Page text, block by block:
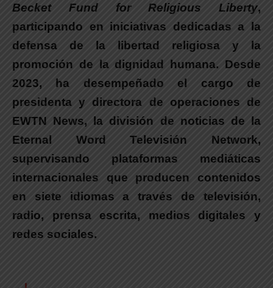
Becket Fund for Religious Liberty,
participando en iniciativas dedicadas a la
defensa de la libertad religiosa y la
promoción de la dignidad humana. Desde
2023, ha desempeñado el cargo de
presidenta y directora de operaciones de
EWTN News, la división de noticias de la
Eternal Word Televisión Network,
supervisando plataformas mediáticas
internacionales que producen contenidos
en siete idiomas a través de televisión,
radio, prensa escrita, medios digitales y
redes sociales.